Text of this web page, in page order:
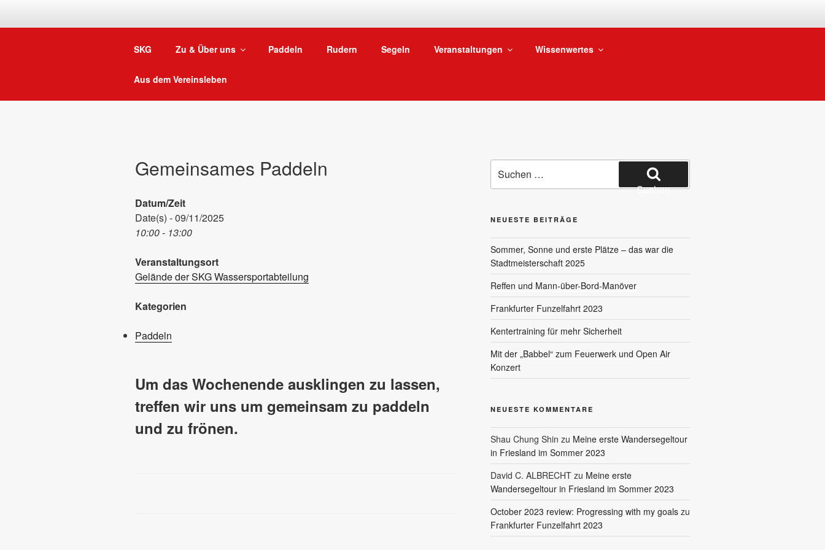
SKG WASSERSPORTABTEILUNG
SKG Zu & Über uns Paddeln Rudern Segeln Veranstaltungen Wissenwertes
Aus dem Vereinsleben
Gemeinsames Paddeln
Datum/Zeit
Date(s) - 09/11/2025
10:00 - 13:00
Veranstaltungsort
Gelände der SKG Wassersportabteilung
Kategorien
Paddeln
Um das Wochenende ausklingen zu lassen,
treffen wir uns um gemeinsam zu paddeln
und zu frönen.
nach:
Suchen
NEUESTE BEITRÄGE
Sommer, Sonne und erste Plätze – das war die
Stadtmeisterschaft 2025
Reffen und Mann-über-Bord-Manöver
Frankfurter Funzelfahrt 2023
Kentertraining für mehr Sicherheit
Mit der „Babbel“ zum Feuerwerk und Open Air
Konzert
NEUESTE KOMMENTARE
Shau Chung Shin zu Meine erste Wandersegeltour
in Friesland im Sommer 2023
David C. ALBRECHTzu Meine erste
Wandersegeltour in Friesland im Sommer 2023
October 2023 review: Progressing with my goalszu
Frankfurter Funzelfahrt 2023